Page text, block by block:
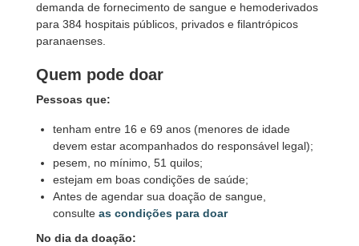
demanda de fornecimento de sangue e hemoderivados
para 384 hospitais públicos, privados e filantrópicos
paranaenses.
Quem pode doar
Pessoas que:
tenham entre 16 e 69 anos (menores de idade
devem estar acompanhados do responsável legal);
pesem, no mínimo, 51 quilos;
estejam em boas condições de saúde;
Antes de agendar sua doação de sangue,
consulteas condições para doar
No dia da doação: